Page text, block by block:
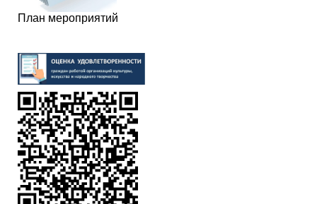
План мероприятий